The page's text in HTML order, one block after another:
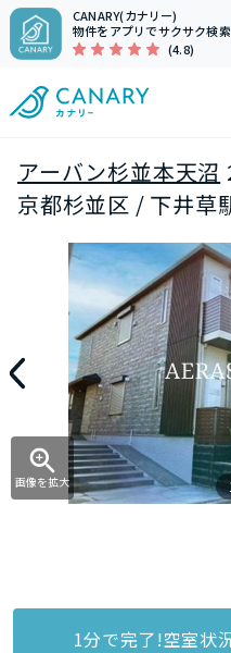
CANARY(カナリー)
物件をアプリでサクサク検索
(4.8)
アーバン杉並本天沼
京都杉並区 / 下井草
画像を拡大
1分で完了!空室状